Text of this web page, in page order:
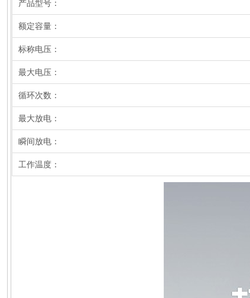
产品型号：
额定容量：
标称电压：
最大电压：
循环次数：
最大放电：
瞬间放电：
工作温度：